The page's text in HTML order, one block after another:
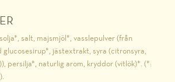
salt, majsmjöl*, vasslepulver (från
jästextrakt, syra (citronsyra,
persilja*, naturlig arom, kryddor (vitlök)*. (*: